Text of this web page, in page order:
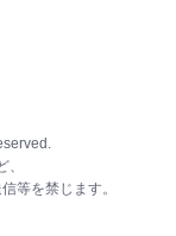
等を禁じます。